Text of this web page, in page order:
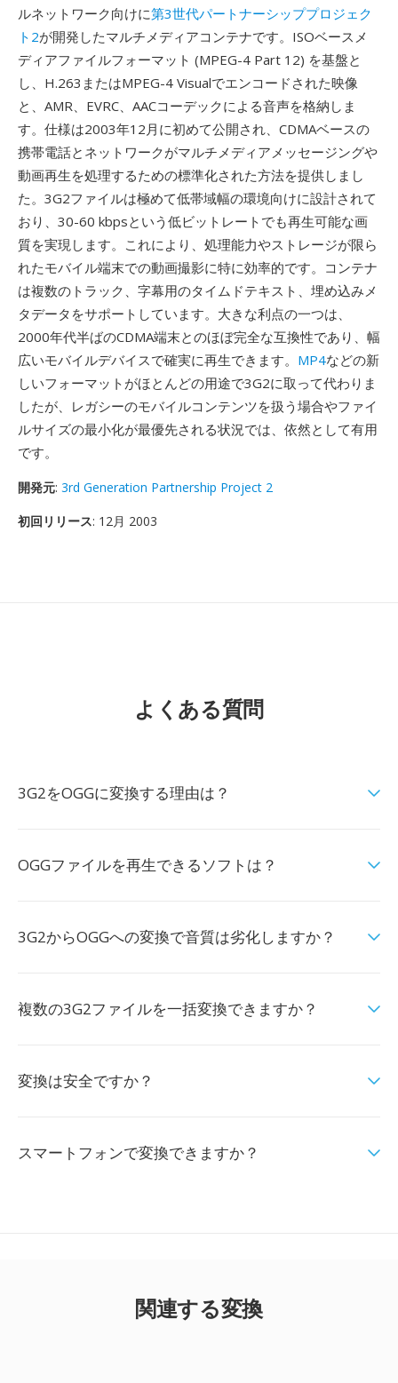
ルネットワーク向けに第3世代パートナーシッププロジェク
ト2が開発したマルチメディアコンテナです。ISOベースメ
ディアファイルフォーマット (MPEG-4 Part 12) を基盤と
し、H.263またはMPEG-4 Visualでエンコードされた映像
と、AMR、EVRC、AACコーデックによる音声を格納しま
す。仕様は2003年12月に初めて公開され、CDMAベースの
携帯電話とネットワークがマルチメディアメッセージングや
動画再生を処理するための標準化された方法を提供しまし
た。3G2ファイルは極めて低帯域幅の環境向けに設計されて
おり、30-60 kbpsという低ビットレートでも再生可能な画
質を実現します。これにより、処理能力やストレージが限ら
れたモバイル端末での動画撮影に特に効率的です。コンテナ
は複数のトラック、字幕用のタイムドテキスト、埋め込みメ
タデータをサポートしています。大きな利点の一つは、
2000年代半ばのCDMA端末とのほぼ完全な互換性であり、幅
広いモバイルデバイスで確実に再生できます。 MP4などの新
しいフォーマットがほとんどの用途で3G2に取って代わりま
したが、レガシーのモバイルコンテンツを扱う場合やファイ
ルサイズの最小化が最優先される状況では、依然として有用
です。
開発元: 3rd Generation Partnership Project 2
初回リリース: 12月 2003
よくある質問
3G2をOGGに変換する理由は？
OGGファイルを再生できるソフトは？
3G2からOGGへの変換で音質は劣化しますか？
複数の3G2ファイルを一括変換できますか？
変換は安全ですか？
スマートフォンで変換できますか？
関連する変換